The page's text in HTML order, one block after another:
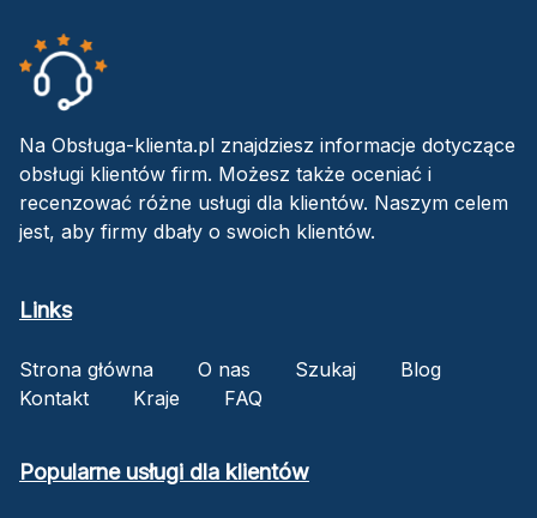
Na Obsługa-klienta.pl znajdziesz informacje dotyczące
obsługi klientów firm. Możesz także oceniać i
recenzować różne usługi dla klientów. Naszym celem
jest, aby firmy dbały o swoich klientów.
Links
Strona główna O nas Szukaj
Blog
Kontakt
Kraje FAQ
Popularne usługi dla klientów